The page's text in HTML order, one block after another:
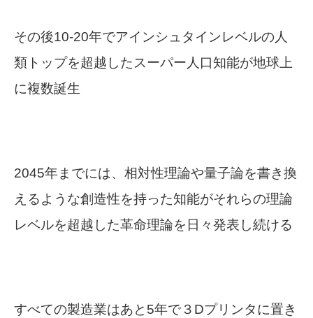
その後10-20年でアインシュタインレベルの人
類トップを超越したスーパー人口知能が地球上
に複数誕生
2045年までには、相対性理論や量子論を書き換
えるような創造性を持った知能がそれらの理論
レベルを超越した革命理論を日々発表し続ける
すべての製造業はあと5年で３Dプリンタに置き